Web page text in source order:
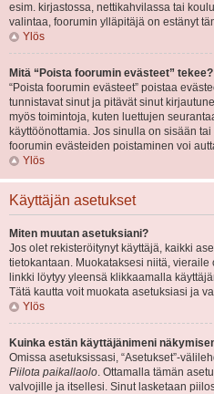
esim. kirjastossa, nettikahvilassa tai
valintaa, foorumin ylläpitäjä on estänyt
Ylös
Mitä “Poista foorumin evästeet” tekee?
“Poista foorumin evästeet” poistaa
tunnistavat sinut ja pitävät sinut
myös toimintoja, kuten luettujen
käyttöönottamia. Jos sinulla on sisään
foorumin evästeiden poistaminen voi
Ylös
Käyttäjän asetukset
Miten muutan asetuksiani?
Jos olet rekisteröitynyt käyttäjä, kaikki
tietokantaan. Muokataksesi niitä,
linkki löytyy yleensä klikkaamalla
Tätä kautta voit muokata asetuksiasi ja
Ylös
Kuinka estän käyttäjänimeni
Omissa asetuksissasi, “Asetukset”-
Piilota paikallaolo. Ottamalla tämän
valvojille ja itsellesi. Sinut lasketaan